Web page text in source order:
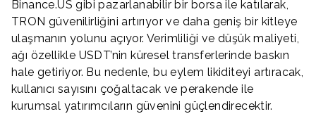
Binance.US gibi pazarlanabilir bir borsa ile katılarak,
TRON güvenilirliğini artırıyor ve daha geniş bir kitleye
ulaşmanın yolunu açıyor. Verimliliği ve düşük maliyeti,
ağı özellikle USDT’nin küresel transferlerinde baskın
hale getiriyor. Bu nedenle, bu eylem likiditeyi artıracak,
kullanıcı sayısını çoğaltacak ve perakende ile
kurumsal yatırımcıların güvenini güçlendirecektir.